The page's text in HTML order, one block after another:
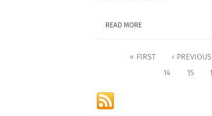
READ MORE
« FIRST ‹ PREVIOUS
14 15